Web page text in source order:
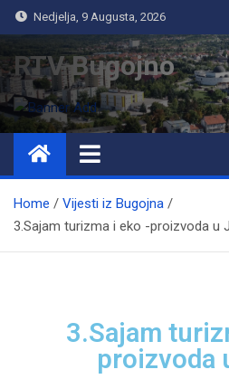
Nedjelja, 9 Augusta, 2026
RTV Bugojno
Home
Vijesti iz Bugojna
3.Sajam turizma i eko -proizvoda u
3.Sajam
proizvoda